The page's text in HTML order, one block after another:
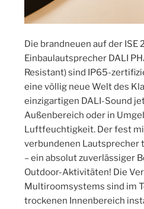
Die brandneuen auf der
Einbaulautsprecher DALI
Resistant) sind IP65-
eine völlig neue Welt des
einzigartigen DALI-Sound
Außenbereich oder in
Luftfeuchtigkeit. Der fest
verbundenen Lautsprecher
– ein absolut zuverlässiger
Outdoor-Aktivitäten! Die
Multiroomsystems sind im
trockenen Innenbereich